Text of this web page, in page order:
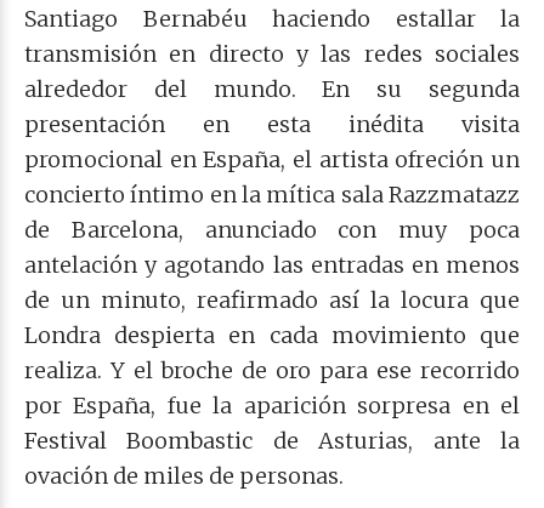
Santiago Bernabéu haciendo estallar la
transmisión en directo y las redes sociales
alrededor del mundo. En su segunda
presentación en esta inédita visita
promocional en España, el artista ofreción un
concierto íntimo en la mítica sala Razzmatazz
de Barcelona, anunciado con muy poca
antelación y agotando las entradas en menos
de un minuto, reafirmado así la locura que
Londra despierta en cada movimiento que
realiza. Y el broche de oro para ese recorrido
por España, fue la aparición sorpresa en el
Festival Boombastic de Asturias, ante la
ovación de miles de personas.